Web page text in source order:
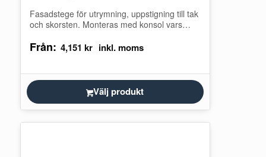
Fasadstege för utrymning, uppstigning till tak
och skorsten. Monteras med konsol vars
takfotsutstick. Handledare ska…
Från: 4,151 kr
Välj produkt